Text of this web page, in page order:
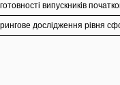
випускників
дослідження рівня